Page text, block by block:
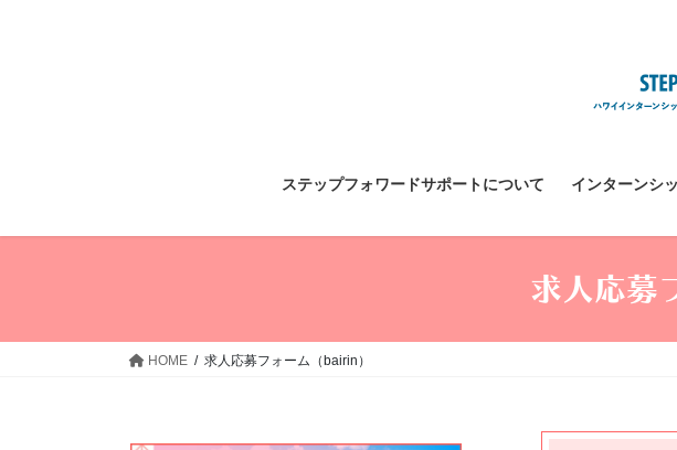
ステップフォワードサポートについて インターンシ
求人応募
HOME 求人応募フォーム（bairin）